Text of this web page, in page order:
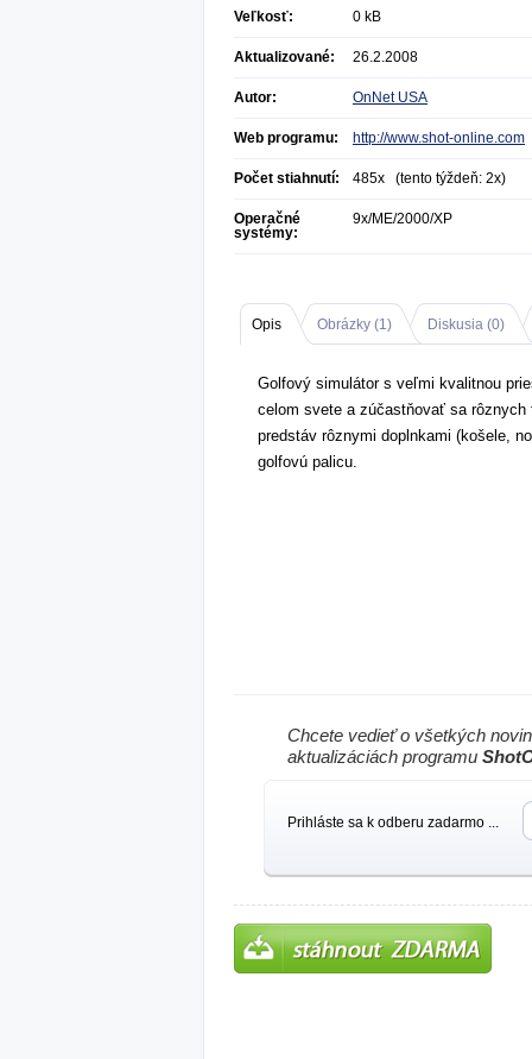
Veľkosť: 0 kB
Aktualizované: 26.2.2008
Autor: OnNet USA
Web programu: http://www.shot-online.com
Počet stiahnutí: 485x (tento týždeň: 2x)
Operačné
systémy:
9x/ME/2000/XP
Opis Obrázky (1) Diskusia (0)
Golfový simulátor s veľmi kvalitnou
celom svete a zúčastňovať sa
predstáv rôznymi doplnkami (košele,
golfovú palicu.
Chcete vedieť o všetkých
aktualizáciách programu
Prihláste sa k odberu zadarmo ...